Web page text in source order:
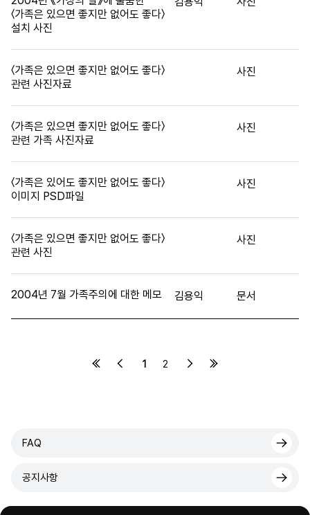
〈가족은 있으면 좋지만 없어도 좋다〉
설치 사진
〈가족은 있으면 좋지만 없어도 좋다〉
관련 사진자료
사진
〈가족은 있으면 좋지만 없어도 좋다〉
관련 가족 사진자료
사진
〈가족은 있어도 좋지만 없어도 좋다〉
이미지 PSD파일
사진
〈가족은 있으면 좋지만 없어도 좋다〉
관련 사진
사진
2004년 7월 가족주의에 대한 메모 김용익 문서
1 2
FAQ
공지사항